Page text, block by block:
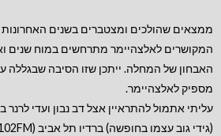
ממצאים שהולכים ומצטברים בשנים
המקושרים לאלצהיימר מתרחשים במוח שנים
האבחון של המחלה. ייתכן שזו הסיבה שבגללה
מספיק לאלצהיימר.
עליתי אתמול להתראיין אצל דב נבון ועדי לרנר